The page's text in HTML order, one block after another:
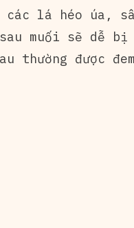
lá héo úa,
muối sẽ dễ
được